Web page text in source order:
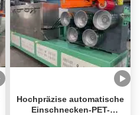
Hochpräzise automatische
Einschnecken-PET-